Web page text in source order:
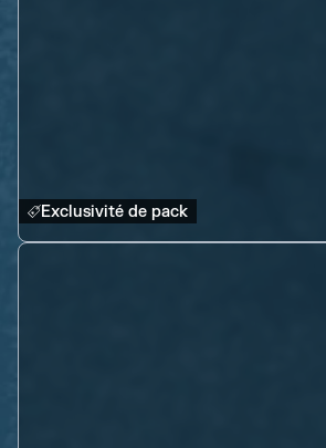
Exclusivité de pack